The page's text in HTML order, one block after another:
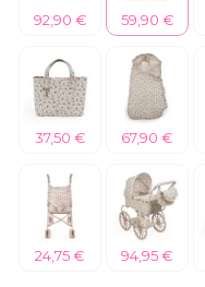
92,90 € 59,90 €
37,50 € 67,90 €
24,75 € 94,95 €